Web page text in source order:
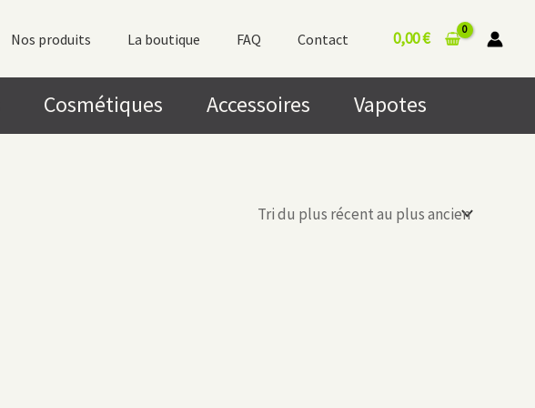
Nos produits La boutique FAQ Contact 0,00€
Cosmétiques Accessoires Vapotes